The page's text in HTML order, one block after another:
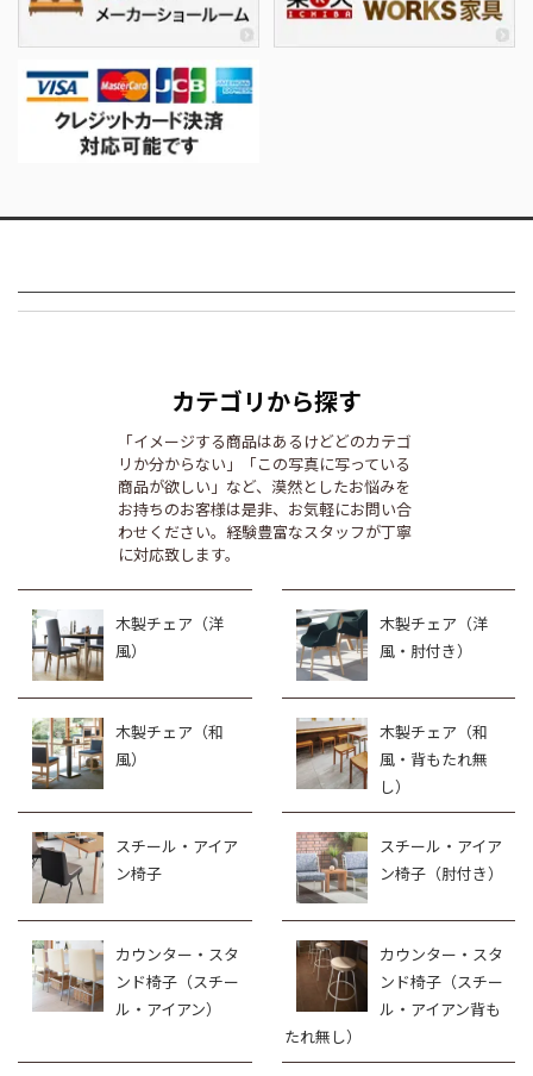
カテゴリから探す
「イメージする商品はあるけどどのカテゴ
リか分からない」「この写真に写っている
商品が欲しい」など、漠然としたお悩みを
お持ちのお客様は是非、お気軽にお問い合
わせください。経験豊富なスタッフが丁寧
に対応致します。
木製チェア（洋
風）
木製チェア（洋
風・肘付き）
木製チェア（和
風）
木製チェア（和
風・背もたれ無
し）
スチール・アイア
ン椅子
スチール・アイア
ン椅子（肘付き）
カウンター・スタ
ンド椅子（スチー
ル・アイアン）
カウンター・スタ
ンド椅子（スチー
ル・アイアン背も
たれ無し）